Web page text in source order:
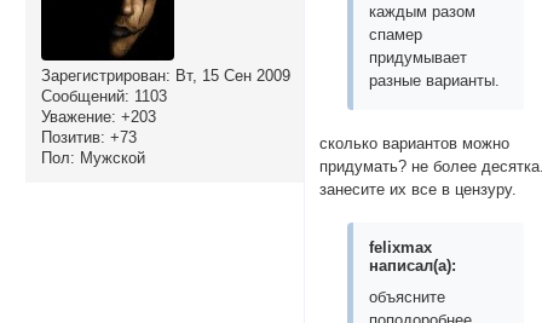
Зарегистрирован: Вт, 15 Сен 2009
Сообщений: 1103
Уважение: +203
Позитив: +73
Пол: Мужской
каждым разом
спамер
придумывает
разные варианты.
сколько вариантов можно
придумать? не более
занесите их все в цензуру.
felixmax
написал(а):
объясните